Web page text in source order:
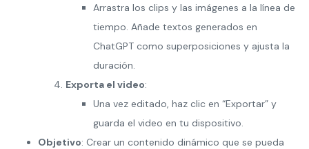
Arrastra los clips y las imágenes a la línea de
tiempo. Añade textos generados en
ChatGPT como superposiciones y ajusta la
duración.
Exporta el video:
Una vez editado, haz clic en “Exportar” y
guarda el video en tu dispositivo.
Objetivo: Crear un contenido dinámico que se pueda